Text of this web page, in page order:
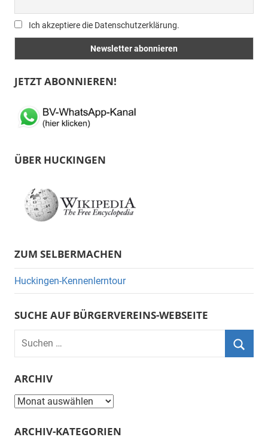
Ich akzeptiere die Datenschutzerklärung.
JETZT ABONNIEREN!
ÜBER HUCKINGEN
ZUM SELBERMACHEN
Huckingen-Kennenlerntour
SUCHE AUF BÜRGERVEREINS-WEBSEITE
Suchen
ARCHIV
Archiv
ARCHIV-KATEGORIEN